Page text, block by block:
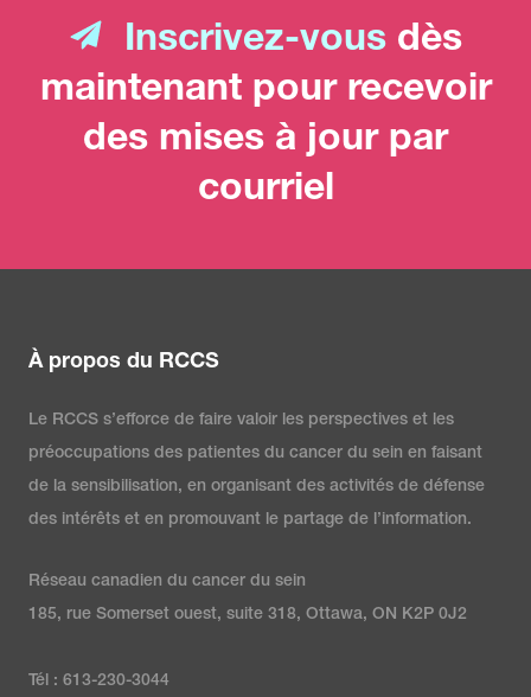
Inscrivez-vous dès
maintenant pour recevoir
des mises à jour par
courriel
À propos du RCCS
Le RCCS s’efforce de faire valoir les perspectives et les
préoccupations des patientes du cancer du sein en faisant
de la sensibilisation, en organisant des activités de défense
des intérêts et en promouvant le partage de l’information.
Réseau canadien du cancer du sein
185, rue Somerset ouest, suite 318, Ottawa, ON K2P 0J2
Tél : 613-230-3044